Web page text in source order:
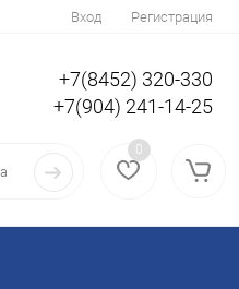
Вход Регистрация
+7(8452) 320-330
+7(904) 241-14-25
0